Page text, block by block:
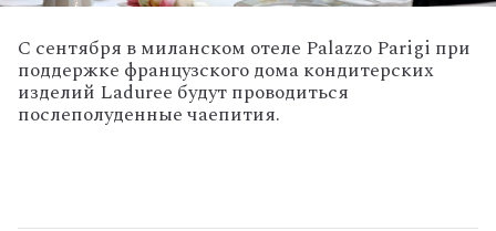
С сентября в миланском отеле Palazzo Parigi при
поддержке французского дома кондитерских
изделий Laduree будут проводиться
послеполуденные чаепития.